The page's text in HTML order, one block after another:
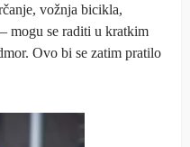
vožnja bicikla,
mogu se raditi u kratkim
Ovo bi se zatim pratilo